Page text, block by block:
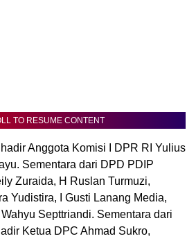
TO RESUME CONTENT
Anggota Komisi I DPR RI Yulius
Sementara dari DPD PDIP
Zuraida, H Ruslan Turmuzi,
Yudistira, I Gusti Lanang Media,
Septtriandi. Sementara dari
Ketua DPC Ahmad Sukro,